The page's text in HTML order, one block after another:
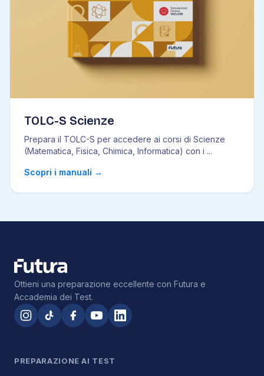
TOLC-S Scienze
Prepara il TOLC-S per accedere ai corsi di Scienze
(Matematica, Fisica, Chimica, Informatica) con i ...
Scopri i manuali →
Ottieni una preparazione eccellente con Futura e
Accademia dei Test.
PREPARAZIONE AI TEST